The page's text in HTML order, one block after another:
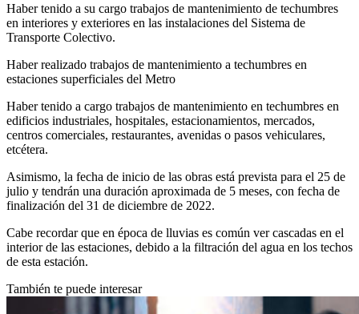
Haber tenido a su cargo trabajos de mantenimiento de techumbres
en interiores y exteriores en las instalaciones del Sistema de
Transporte Colectivo.
Haber realizado trabajos de mantenimiento a techumbres en
estaciones superficiales del Metro
Haber tenido a cargo trabajos de mantenimiento en techumbres en
edificios industriales, hospitales, estacionamientos, mercados,
centros comerciales, restaurantes, avenidas o pasos vehiculares,
etcétera.
Asimismo, la fecha de inicio de las obras está prevista para el 25 de
julio y tendrán una duración aproximada de 5 meses, con fecha de
finalización del 31 de diciembre de 2022.
Cabe recordar que en época de lluvias es común ver cascadas en el
interior de las estaciones, debido a la filtración del agua en los techos
de esta estación.
También te puede interesar